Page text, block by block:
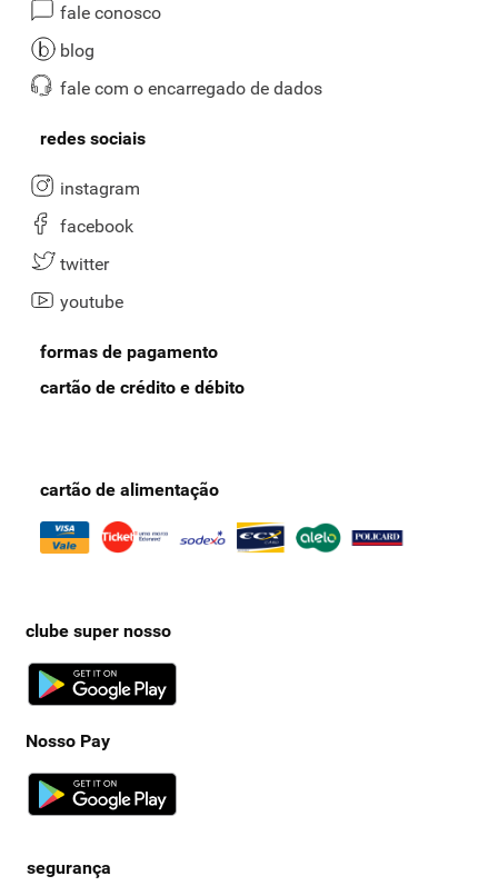
fale conosco
blog
fale com o encarregado de dados
redes sociais
instagram
facebook
twitter
youtube
formas de pagamento
cartão de crédito e débito
cartão de alimentação
clube super nosso
Nosso Pay